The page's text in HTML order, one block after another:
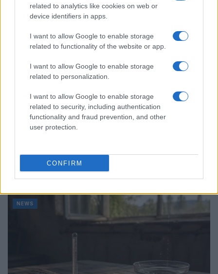
related to analytics like cookies on web or
device identifiers in apps.
I want to allow Google to enable storage
related to functionality of the website or app.
I want to allow Google to enable storage
related to personalization.
I want to allow Google to enable storage
related to security, including authentication
functionality and fraud prevention, and other
user protection.
CONFIRM
Marco Tessari · 3 Ago 2026
Bocciature scolastiche: i casi giudiziari che hanno
fatto discutere
NEWS